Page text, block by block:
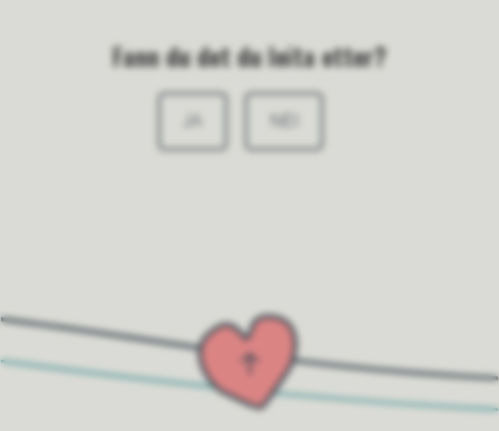
Fann du det du leita etter?
NEI